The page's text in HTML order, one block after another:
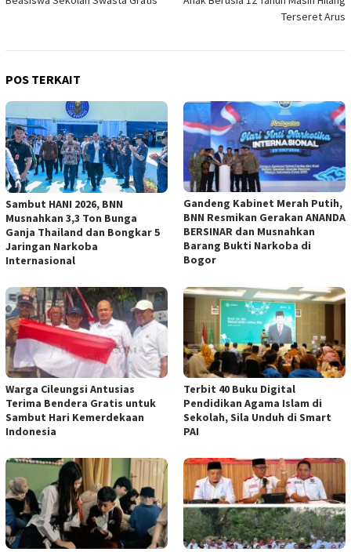
Terseret Arus
POS TERKAIT
Sambut HANI 2026, BNN
Musnahkan 3,3 Ton Bunga
Ganja Thailand dan Bongkar 5
Jaringan Narkoba
Internasional
Gandeng Kabinet Merah Putih,
BNN Resmikan Gerakan ANANDA
BERSINAR dan Musnahkan
Barang Bukti Narkoba di
Bogor
Warga Cileungsi Antusias
Terima Bendera Gratis untuk
Sambut Hari Kemerdekaan
Indonesia
Terbit 40 Buku Digital
Pendidikan Agama Islam di
Sekolah, Sila Unduh di Smart
PAI